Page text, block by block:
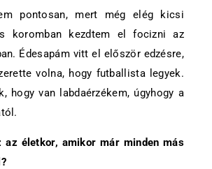
pontosan, mert még elég kicsi
koromban kezdtem el focizni az
Édesapám vitt el először edzésre,
volna, hogy futballista legyek.
hogy van labdaérzékem, úgyhogy a
az életkor, amikor már minden más